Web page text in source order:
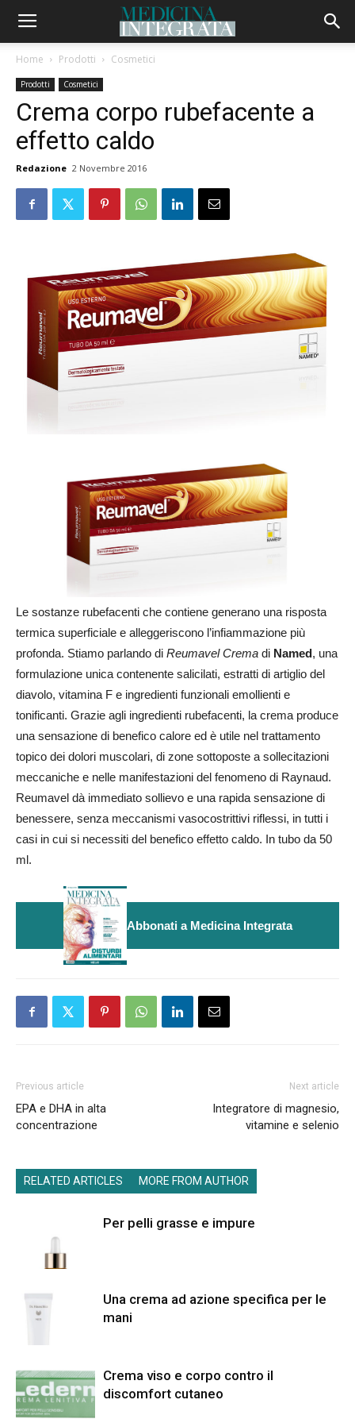
Home Prodotti Cosmetici
Prodotti Cosmetici
Crema corpo rubefacente a
effetto caldo
Redazione 2 Novembre 2016
Le sostanze rubefacenti che contiene generano una risposta
termica superficiale e alleggeriscono l’infiammazione più
profonda. Stiamo parlando di Reumavel Crema di Named, una
formulazione unica contenente salicilati, estratti di artiglio del
diavolo, vitamina F e ingredienti funzionali emollienti e
tonificanti. Grazie agli ingredienti rubefacenti, la crema produce
una sensazione di benefico calore ed è utile nel trattamento
topico dei dolori muscolari, di zone sottoposte a sollecitazioni
meccaniche e nelle manifestazioni del fenomeno di Raynaud.
Reumavel dà immediato sollievo e una rapida sensazione di
benessere, senza meccanismi vasocostrittivi riflessi, in tutti i
casi in cui si necessiti del benefico effetto caldo. In tubo da 50
ml.
Abbonati a Medicina Integrata
Previous article
EPA e DHA in alta
concentrazione
Next article
Integratore di magnesio,
vitamine e selenio
RELATED ARTICLES MORE FROM AUTHOR
Per pelli grasse e impure
Una crema ad azione specifica per le
mani
Crema viso e corpo contro il
discomfort cutaneo